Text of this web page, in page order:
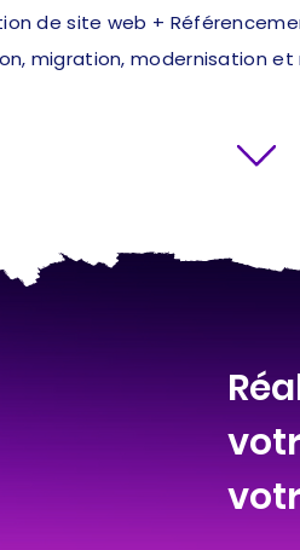
de site web +
migration, modernisation